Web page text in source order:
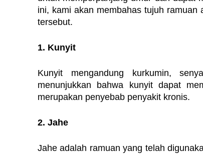
ini, kami akan membahas tujuh ramuan
tersebut.
1. Kunyit
Kunyit mengandung kurkumin,
menunjukkan bahwa kunyit dapat
merupakan penyebab penyakit kronis.
2. Jahe
Jahe adalah ramuan yang telah